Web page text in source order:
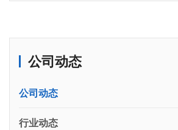
公司动态
公司动态
行业动态